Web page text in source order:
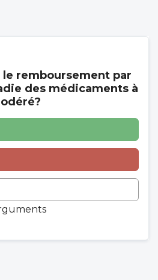
remboursement par
des médicaments à